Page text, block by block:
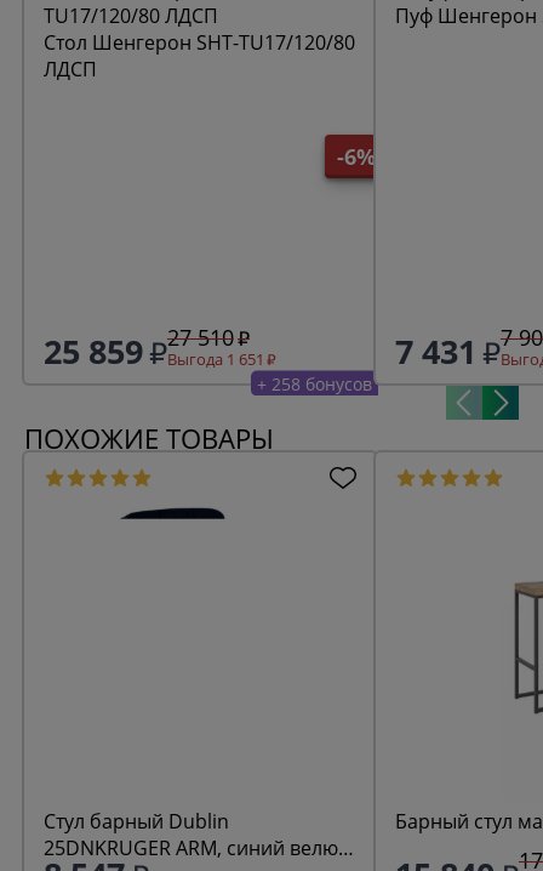
-6%
Стол Шенгерон SHT-TU17/120/80
ЛДСП
25 859 27 510
Выгода 1 651
+ 258 бонусов
Пуф Шенгерон
7 431 7
ПОХОЖИЕ ТОВАРЫ
Стул барный Dublin
25DNKRUGER ARM, синий велюр
Барный стул